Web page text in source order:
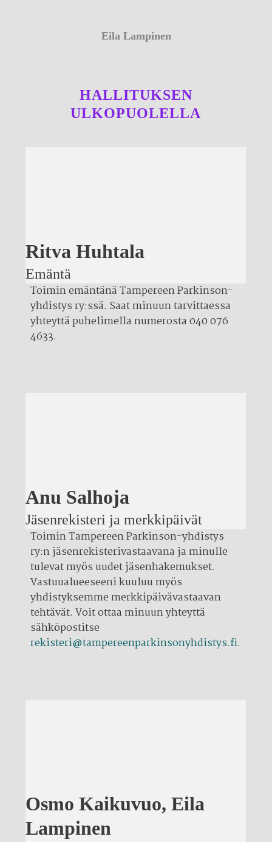
Eila Lampinen
p. 040 726 5122
HALLITUKSEN
ULKOPUOLELLA
Ritva Huhtala
Emäntä
Toimin emäntänä Tampereen Parkinson-
yhdistys ry:ssä. Saat minuun tarvittaessa
yhteyttä puhelimella numerosta 040 076
4633.
Anu Salhoja
Jäsenrekisteri ja merkkipäivät
Toimin Tampereen Parkinson-yhdistys
ry:n jäsenrekisterivastaavana ja minulle
tulevat myös uudet jäsenhakemukset.
Vastuualueeseeni kuuluu myös
yhdistyksemme merkkipäivävastaavan
tehtävät. Voit ottaa minuun yhteyttä
sähköpostitse
rekisteri@tampereenparkinsonyhdistys.fi.
Osmo Kaikuvuo, Eila
Lampinen